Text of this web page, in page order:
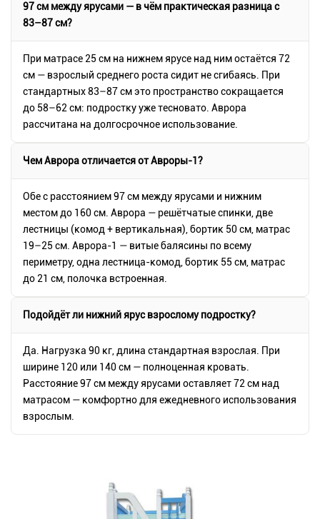
97 см между ярусами — в чём практическая разница с
83–87 см?
При матрасе 25 см на нижнем ярусе над ним остаётся 72
см — взрослый среднего роста сидит не сгибаясь. При
стандартных 83–87 см это пространство сокращается
до 58–62 см: подростку уже тесновато. Аврора
рассчитана на долгосрочное использование.
Чем Аврора отличается от Авроры-1?
Обе с расстоянием 97 см между ярусами и нижним
местом до 160 см. Аврора — решётчатые спинки, две
лестницы (комод + вертикальная), бортик 50 см, матрас
19–25 см. Аврора-1 — витые балясины по всему
периметру, одна лестница-комод, бортик 55 см, матрас
до 21 см, полочка встроенная.
Подойдёт ли нижний ярус взрослому подростку?
Да. Нагрузка 90 кг, длина стандартная взрослая. При
ширине 120 или 140 см — полноценная кровать.
Расстояние 97 см между ярусами оставляет 72 см над
матрасом — комфортно для ежедневного использования
взрослым.